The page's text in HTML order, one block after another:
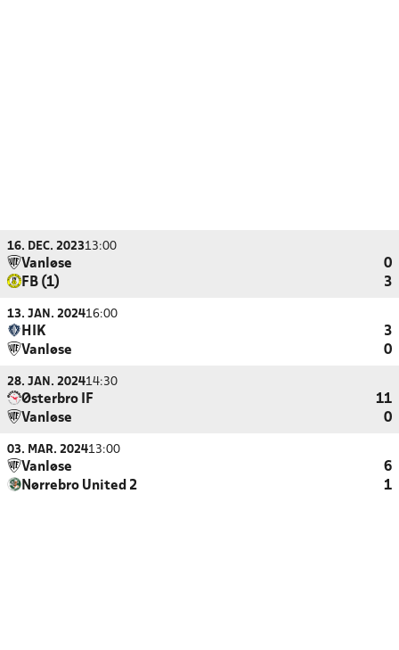
16. DEC. 202313:00
Vanløse
0
FB (1)
3
13. JAN. 202416:00
HIK
3
Vanløse
0
28. JAN. 202414:30
Østerbro IF
11
Vanløse
0
03. MAR. 202413:00
Vanløse
6
Nørrebro United 2
1